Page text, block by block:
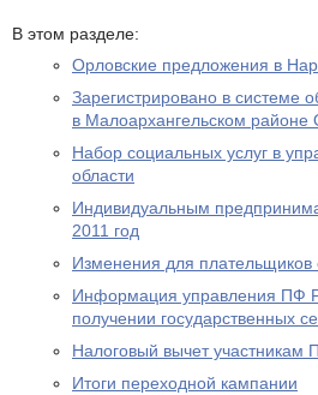
В этом разделе:
Орловские предложения в
Зарегистрировано в системе
в Малоархангельском районе
Набор социальных услуг в
области
Индивидуальным
2011 год
Изменения для плательщиков
Информация управления ПФ
получении государственных
Налоговый вычет
Итоги переходной кампании